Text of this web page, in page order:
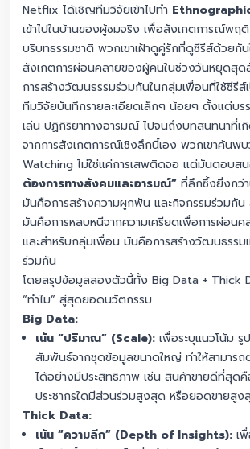
Netflix ได้เชิญทีมวิจัยเข้าไปทำ
เข้าไปในบ้านของผู้ชมจริง เพื่อสังเกตการณ์พฤ
บริบทธรรมชาติ พวกเขาเฝ้าดูคู่รักที่ดูซีรีส์ด้วยกั
สังเกตการผ่อนคลายของผู้คนในช่วงวันหยุดสุ
การสร้างวัฒนธรรมร่วมกันในกลุ่มเพื่อนที่ใช้ซีรี
ทีมวิจัยบันทึกรายละเอียดเล็กๆ น้อยๆ ตั้งแต่บร
เล่น ปฏิกิริยาทางอารมณ์ ไปจนถึงบทสนทนาที่เ
จากการสังเกตการณ์เชิงลึกนี้เอง พวกเขาค้นพ
Watching ไม่ใช่แค่การเสพติดจอ แต่มันตอบส
ต้องการทางสังคมและอารมณ์” ที่ลึกซึ้งยิ่งกว่
มันคือการสร้างความผูกพัน และกิจกรรมร่วมกัน
มันคือการหลบหนีจากความเครียดเพื่อการผ่อนค
และสำหรับกลุ่มเพื่อน มันคือการสร้างวัฒนธรร
ร่วมกัน
โดยสรุปข้อมูลสองตัวนี้ทั้ง Big Data + Thick
“ทำไม” สู่สุดยอดนวัตกรรม
Big Data:
เน้น “ปริมาณ” (Scale): เพื่อระบุแนวโน้ม รู
สัมพันธ์จากชุดข้อมูลขนาดใหญ่ ทำให้สามารถ
ได้อย่างมีประสิทธิภาพ เช่น สินค้าขายดีที่สุดคื
ประชากรใดมีส่วนร่วมสูงสุด หรือยอดขายสูง
Thick Data:
เน้น “ความลึก” (Depth of Insights): เ